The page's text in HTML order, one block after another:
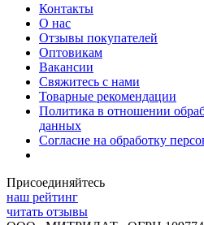
Контакты
О нас
Отзывы покупателей
Оптовикам
Вакансии
Свяжитесь с нами
Товарные рекомендации
Политика в отношении
данных
Согласие на обработку
Присоединяйтесь
наш рейтинг
читать отзывы